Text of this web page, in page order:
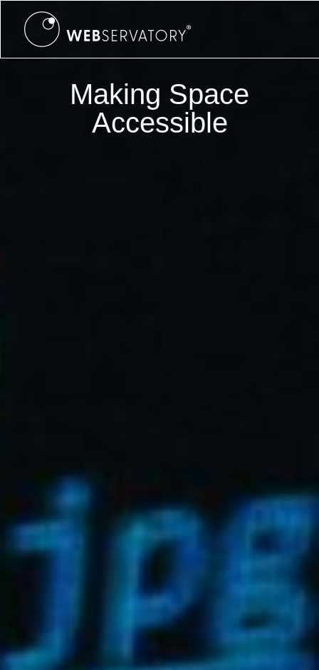
Making Space
Accessible